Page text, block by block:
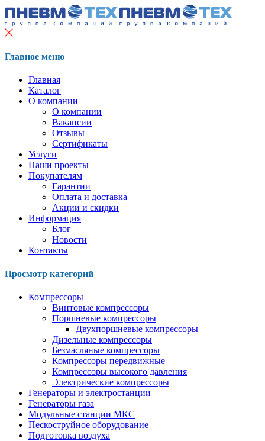
Главное меню
Главная
Каталог
О компании
О компании
Вакансии
Отзывы
Сертификаты
Услуги
Наши проекты
Покупателям
Гарантии
Оплата и доставка
Акции и скидки
Информация
Блог
Новости
Контакты
Просмотр категорий
Компрессоры
Винтовые компрессоры
Поршневые компрессоры
Двухпоршневые компрессоры
Дизельные компрессоры
Безмасляные компрессоры
Компрессоры передвижные
Компрессоры высокого давления
Электрические компрессоры
Генераторы и электростанции
Генераторы газа
Модульные станции МКС
Пескоструйное оборудование
Подготовка воздуха